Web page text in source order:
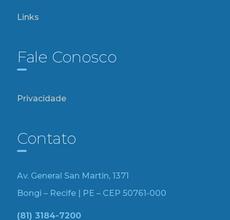
Links
Fale Conosco
Privacidade
Contato
Av. General San Martin, 1371
Bongi – Recife | PE – CEP 50761-000
(81) 3184-7200